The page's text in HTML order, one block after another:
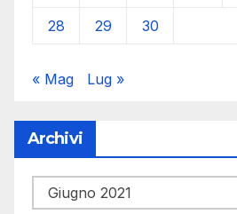
28 29 30
« Mag Lug »
Archivi
Archivi